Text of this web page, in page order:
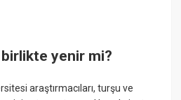
yenir mi?
araştırmacıları, turşu ve